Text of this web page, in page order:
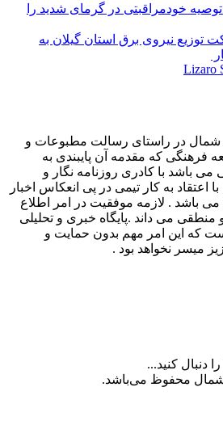
وزارت بهداشت ۵۰ توصیه خودمراقبتی در گرمای شدید را
توزیع نیروی برق استان گیلان به
Lizaro
شمال در راستای رسالت مطبوعات و
فرهنگی که مقدمه آن پایبندی به
می باشد با کادری روزنامه نگار و
به کار تیمی در پی انعکاس اخبار
می باشد . لازمه موفقیت در امر اطلاع
منطقی می داند .پایگاه خبری و تحلیلی
که این امر مهم بدون حمایت و
میسر نخواهد بود .
دنبال کنید...
شمال محفوظ می‌باشد.